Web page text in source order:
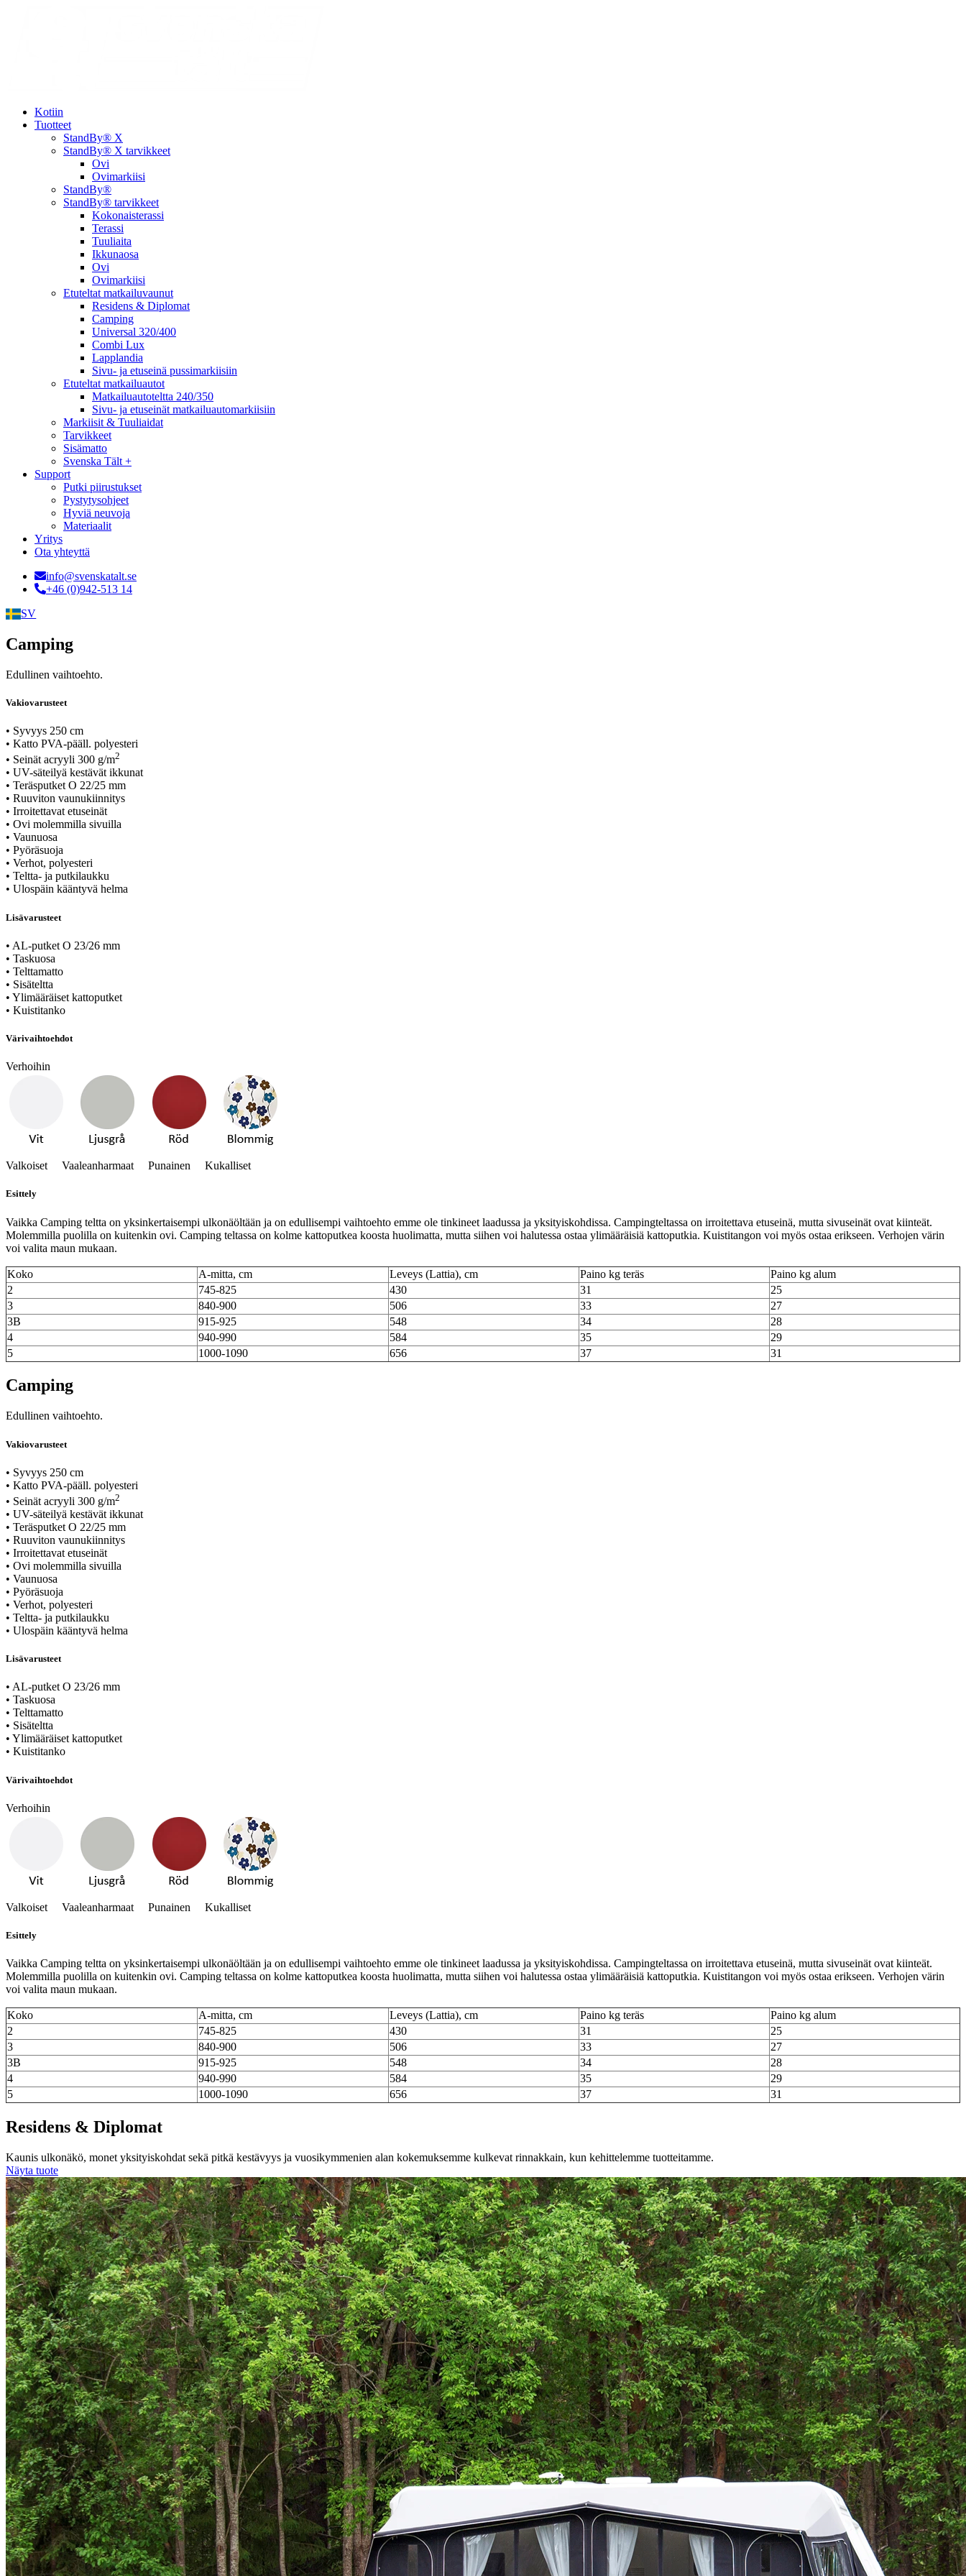
Kotiin
Tuotteet
StandBy® X
StandBy® X tarvikkeet
Ovi
Ovimarkiisi
StandBy®
StandBy® tarvikkeet
Kokonaisterassi
Terassi
Tuuliaita
Ikkunaosa
Ovi
Ovimarkiisi
Etuteltat matkailuvaunut
Residens & Diplomat
Camping
Universal 320/400
Combi Lux
Lapplandia
Sivu- ja etuseinä pussimarkiisiin
Etuteltat matkailuautot
Matkailuautoteltta 240/350
Sivu- ja etuseinät matkailuautomarkiisiin
Markiisit & Tuuliaidat
Tarvikkeet
Sisämatto
Svenska Tält +
Support
Putki piirustukset
Pystytysohjeet
Hyviä neuvoja
Materiaalit
Yritys
Ota yhteyttä
info@svenskatalt.se
+46 (0)942-513 14
SV
Camping
Edullinen vaihtoehto.
Vakiovarusteet
• Syvyys 250 cm
• Katto PVA-pääll. polyesteri
• Seinät acryyli 300 g/m2
• UV-säteilyä kestävät ikkunat
• Teräsputket O 22/25 mm
• Ruuviton vaunukiinnitys
• Irroitettavat etuseinät
• Ovi molemmilla sivuilla
• Vaunuosa
• Pyöräsuoja
• Verhot, polyesteri
• Teltta- ja putkilaukku
• Ulospäin kääntyvä helma
Lisävarusteet
• AL-putket O 23/26 mm
• Taskuosa
• Telttamatto
• Sisäteltta
• Ylimääräiset kattoputket
• Kuistitanko
Värivaihtoehdot
Verhoihin
Valkoiset Vaaleanharmaat Punainen Kukalliset
Esittely
Vaikka Camping teltta on yksinkertaisempi ulkonäöltään ja on edullisempi vaihtoehto emme ole tinkineet laadussa ja yksityiskohdissa. Campingteltassa on irroitettava etuseinä, mutta sivuseinät ovat kiinteät.
Molemmilla puolilla on kuitenkin ovi. Camping teltassa on kolme kattoputkea koosta huolimatta, mutta siihen voi halutessa ostaa ylimääräisiä kattoputkia. Kuistitangon voi myös ostaa erikseen. Verhojen värin
voi valita maun mukaan.
Koko A-mitta, cm Leveys (Lattia), cm Paino kg teräs
Paino kg alum
2
745-825 430 31
25
3
840-900 506 33
27
3B
915-925 548 34
28
4
940-990 584 35
29
5
1000-1090 656 37 31
Camping
Edullinen vaihtoehto.
Vakiovarusteet
• Syvyys 250 cm
• Katto PVA-pääll. polyesteri
• Seinät acryyli 300 g/m2
• UV-säteilyä kestävät ikkunat
• Teräsputket O 22/25 mm
• Ruuviton vaunukiinnitys
• Irroitettavat etuseinät
• Ovi molemmilla sivuilla
• Vaunuosa
• Pyöräsuoja
• Verhot, polyesteri
• Teltta- ja putkilaukku
• Ulospäin kääntyvä helma
Lisävarusteet
• AL-putket O 23/26 mm
• Taskuosa
• Telttamatto
• Sisäteltta
• Ylimääräiset kattoputket
• Kuistitanko
Värivaihtoehdot
Verhoihin
Valkoiset Vaaleanharmaat Punainen Kukalliset
Esittely
Vaikka Camping teltta on yksinkertaisempi ulkonäöltään ja on edullisempi vaihtoehto emme ole tinkineet laadussa ja yksityiskohdissa. Campingteltassa on irroitettava etuseinä, mutta sivuseinät ovat kiinteät.
Molemmilla puolilla on kuitenkin ovi. Camping teltassa on kolme kattoputkea koosta huolimatta, mutta siihen voi halutessa ostaa ylimääräisiä kattoputkia. Kuistitangon voi myös ostaa erikseen. Verhojen värin
voi valita maun mukaan.
Koko A-mitta, cm Leveys (Lattia), cm Paino kg teräs
Paino kg alum
2
745-825 430 31
25
3
840-900 506 33
27
3B
915-925 548 34
28
4
940-990 584 35
29
5
1000-1090 656 37 31
Residens & Diplomat
Kaunis ulkonäkö, monet yksityiskohdat sekä pitkä kestävyys ja vuosikymmenien alan kokemuksemme kulkevat rinnakkain, kun kehittelemme tuotteitamme.
Näyta tuote